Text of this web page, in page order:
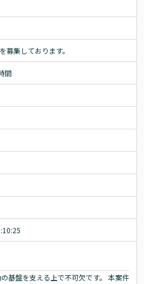
募集しております。
間
基盤を支える上で不可欠です。 本案件